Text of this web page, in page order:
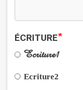
ÉCRITURE*
Ecriture1
Ecriture2